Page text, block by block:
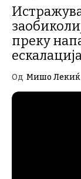
преку
Од Мишо Лекиќ